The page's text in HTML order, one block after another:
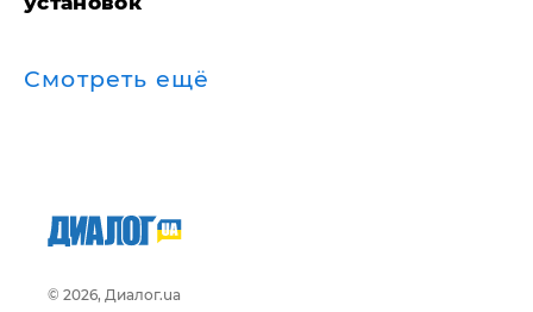
Смотреть ещё
© 2026, Диалог.ua